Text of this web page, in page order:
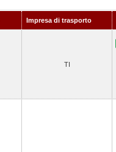
Impresa di trasporto
TI